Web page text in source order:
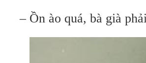
– Ồn ào quá, bà già